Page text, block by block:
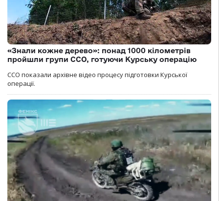
«Знали кожне дерево»: понад 1000 кілометрів
пройшли групи ССО, готуючи Курську операцію
ССО показали архівне відео процесу підготовки Курської
операції.